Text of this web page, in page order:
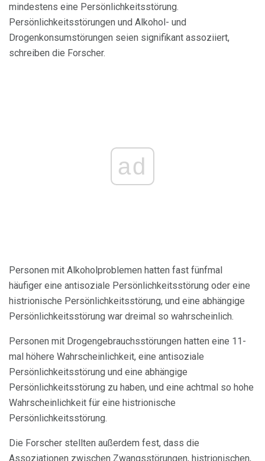
mindestens eine Persönlichkeitsstörung.
Persönlichkeitsstörungen und Alkohol- und
Drogenkonsumstörungen seien signifikant assoziiert,
schreiben die Forscher.
ad
Personen mit Alkoholproblemen hatten fast fünfmal
häufiger eine antisoziale Persönlichkeitsstörung oder eine
histrionische Persönlichkeitsstörung, und eine abhängige
Persönlichkeitsstörung war dreimal so wahrscheinlich.
Personen mit Drogengebrauchsstörungen hatten eine 11-
mal höhere Wahrscheinlichkeit, eine antisoziale
Persönlichkeitsstörung und eine abhängige
Persönlichkeitsstörung zu haben, und eine achtmal so hohe
Wahrscheinlichkeit für eine histrionische
Persönlichkeitsstörung.
Die Forscher stellten außerdem fest, dass die
Assoziationen zwischen Zwangsstörungen, histrionischen,